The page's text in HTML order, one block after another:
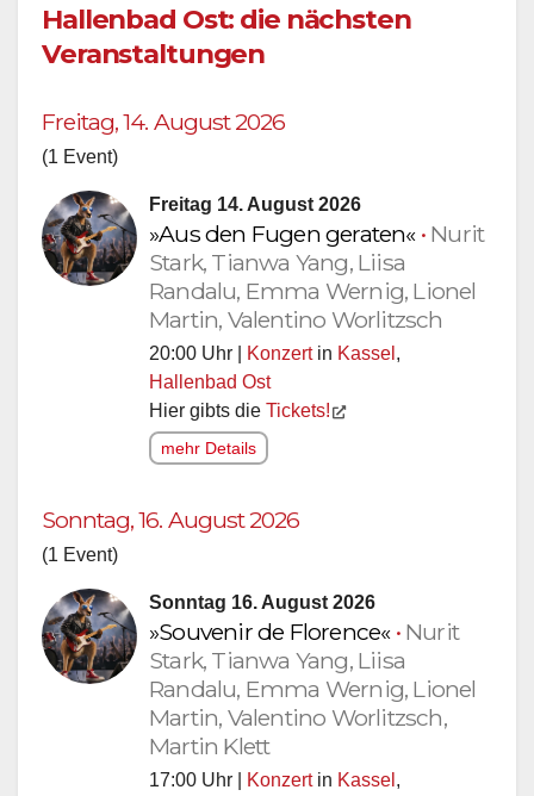
Hallenbad Ost: die nächsten
Veranstaltungen
Freitag, 14. August 2026
(1 Event)
Freitag 14. August 2026
»Aus den Fugen geraten« • Nurit
Stark, Tianwa Yang, Liisa
Randalu, Emma Wernig, Lionel
Martin, Valentino Worlitzsch
20:00 Uhr | Konzertin Kassel ,
Hallenbad Ost
Hier gibts die Tickets!
mehr Details
Sonntag, 16. August 2026
(1 Event)
Sonntag 16. August 2026
»Souvenir de Florence« • Nurit
Stark, Tianwa Yang, Liisa
Randalu, Emma Wernig, Lionel
Martin, Valentino Worlitzsch,
Martin Klett
17:00 Uhr | Konzertin Kassel ,